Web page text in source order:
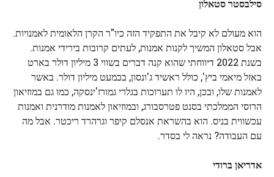
סילבסטר סטאלון
הוא מעולם לא קיבל את התפקיד הזה כיו"ר הקרן הלאומית לאמנויות.
אבל סטאלון המשיך לקנות אמנות, לעתים קרובות בירידי אמנות.
בשנת 2022 דיווחתי שהוא קנה דברים בשווי 3 מיליון דולר בארט
באזל מיאמי ביץ', כולל ראשיד ג'ונסון, בכמעט מיליון דולר. באשר
לאמנות שלו, ובכן, היו לו תערוכות בגלרי גמורז'ינסקה, כמו גם במוזיאון
הרוסי הממלכתי בסנט פטרסבורג, ובמוזיאון לאמנות מודרנית ואמנות
עכשווית בניס. הוא בהשראת אנסלם קיפר וגרהרד ריכטר. אבל מה
עם העבודה? נראה לי בסדר.
אדריאן ברודי